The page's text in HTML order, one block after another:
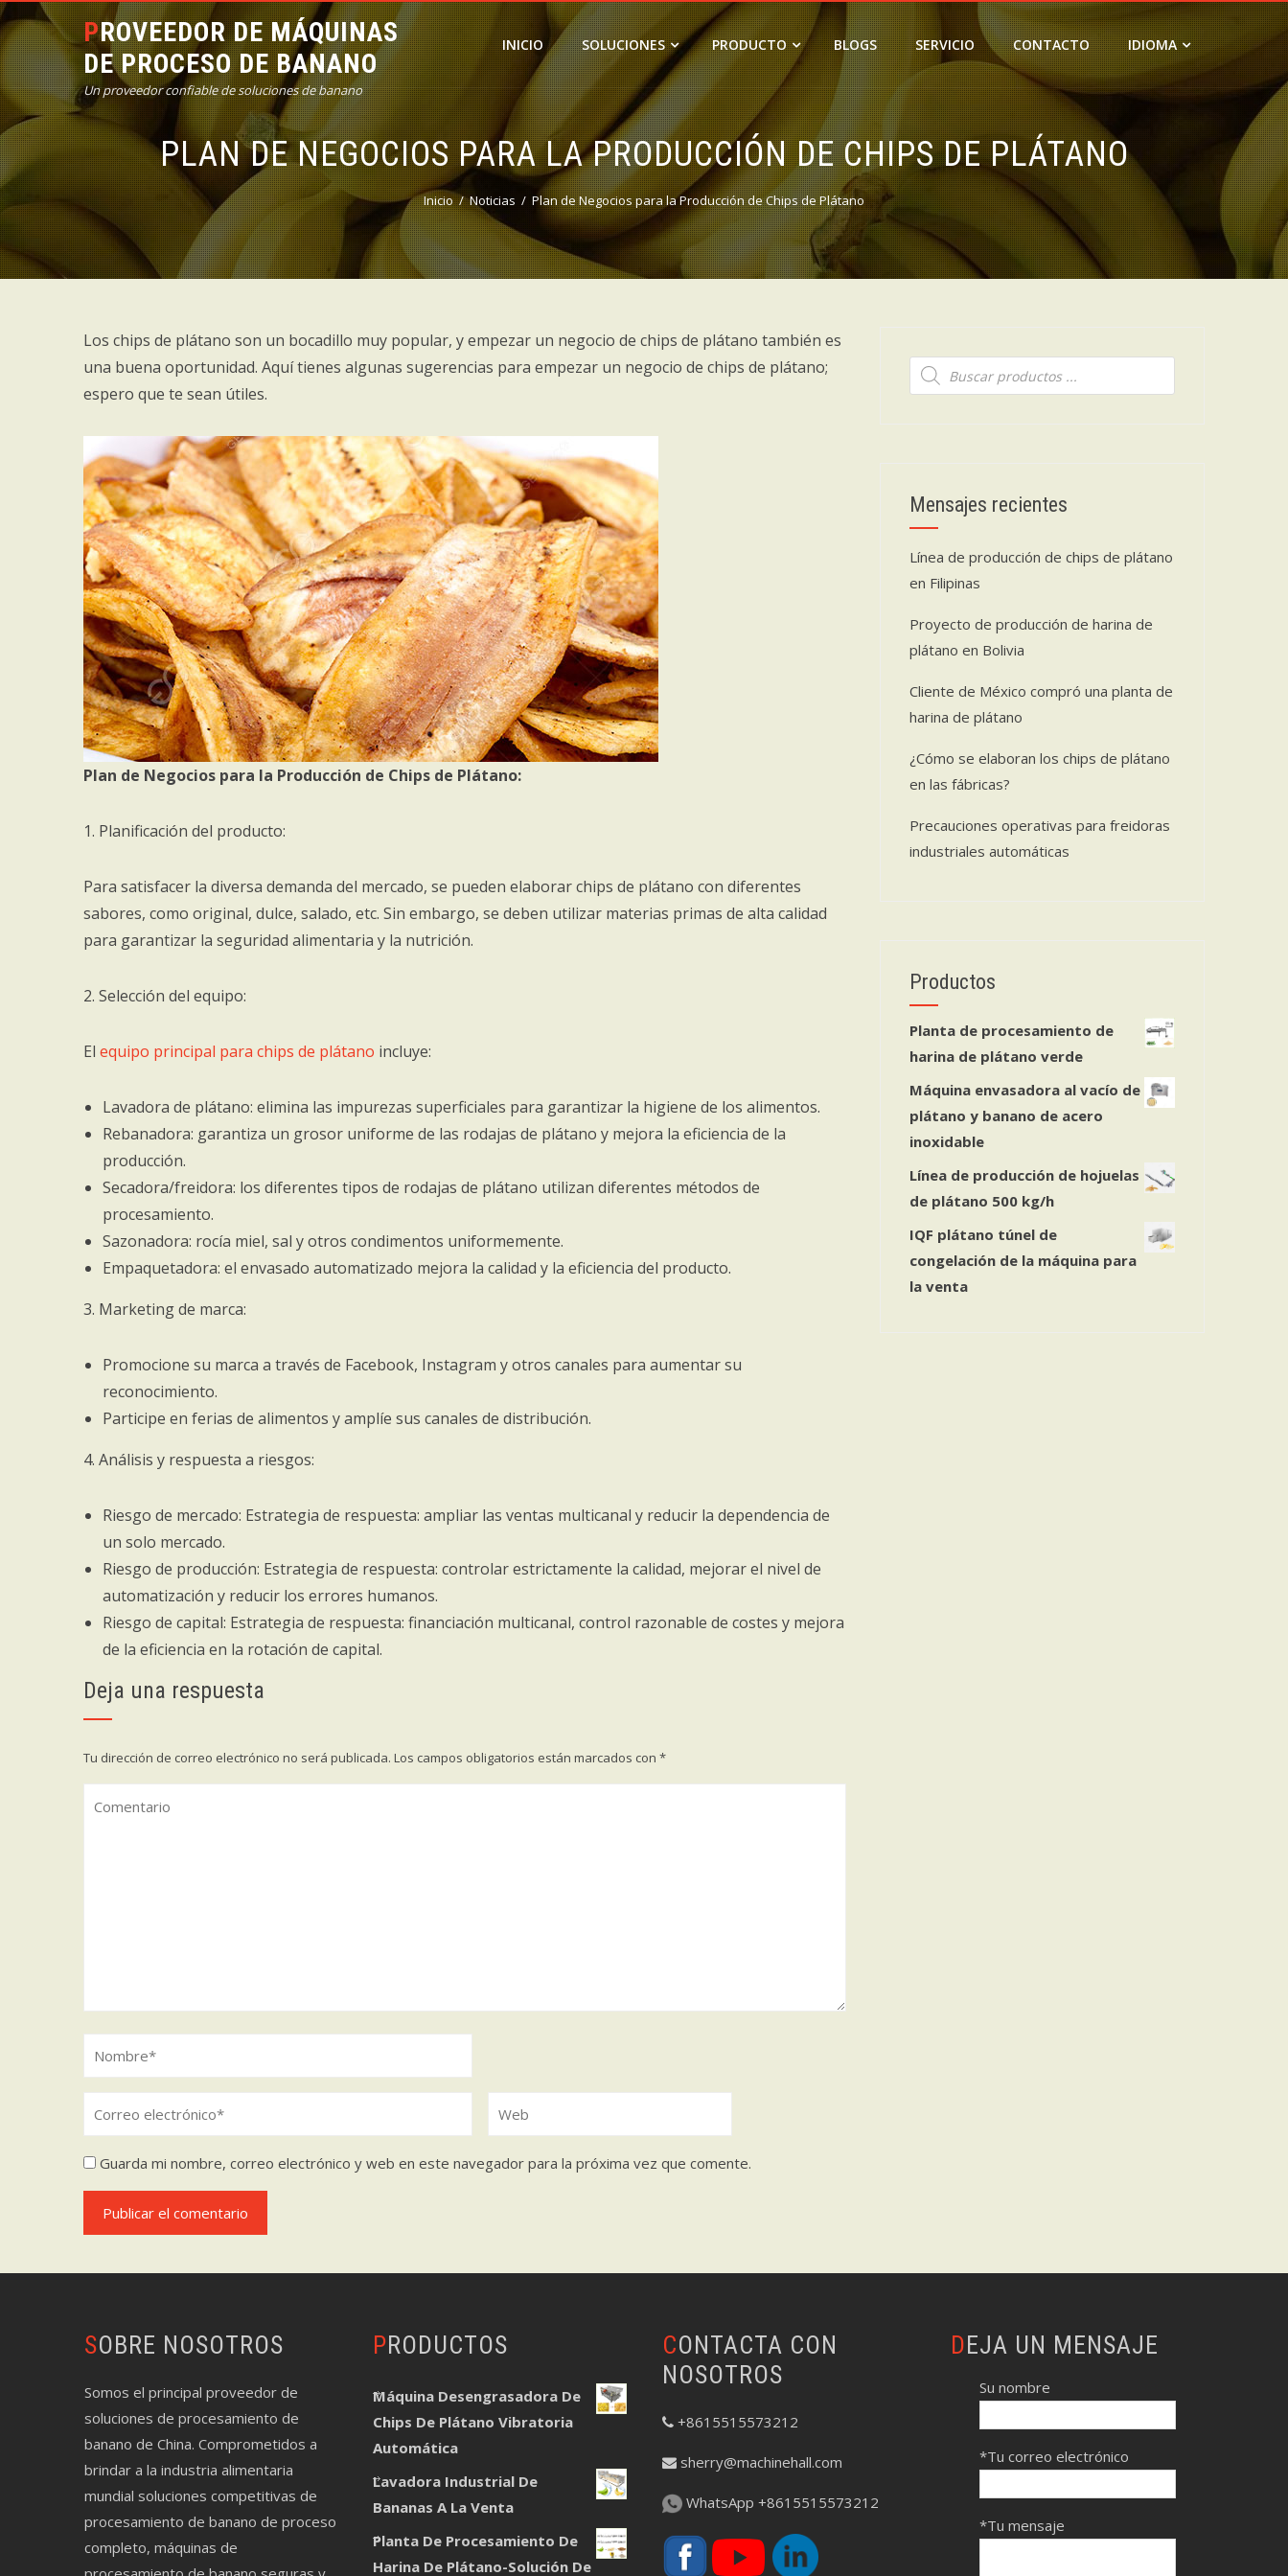
PROVEEDOR DE MÁQUINAS
DE PROCESO DE BANANO
Un proveedor confiable de soluciones de banano
INICIO SOLUCIONES PRODUCTO BLOGS SERVICIO CONTACTO IDIOMA
PLAN DE NEGOCIOS PARA LA PRODUCCIÓN DE CHIPS DE PLÁTANO
Inicio Noticias Plan de Negocios para la Producción de Chips de Plátano
Los chips de plátano son un bocadillo muy popular, y empezar un negocio de chips de plátano también es
una buena oportunidad. Aquí tienes algunas sugerencias para empezar un negocio de chips de plátano;
espero que te sean útiles.
Plan de Negocios para la Producción de Chips de Plátano:
1. Planificación del producto:
Para satisfacer la diversa demanda del mercado, se pueden elaborar chips de plátano con diferentes
sabores, como original, dulce, salado, etc. Sin embargo, se deben utilizar materias primas de alta calidad
para garantizar la seguridad alimentaria y la nutrición.
2. Selección del equipo:
El equipo principal para chips de plátano incluye:
Lavadora de plátano: elimina las impurezas superficiales para garantizar la higiene de los alimentos.
Rebanadora: garantiza un grosor uniforme de las rodajas de plátano y mejora la eficiencia de la
producción.
Secadora/freidora: los diferentes tipos de rodajas de plátano utilizan diferentes métodos de
procesamiento.
Sazonadora: rocía miel, sal y otros condimentos uniformemente.
Empaquetadora: el envasado automatizado mejora la calidad y la eficiencia del producto.
3. Marketing de marca:
Promocione su marca a través de Facebook, Instagram y otros canales para aumentar su
reconocimiento.
Participe en ferias de alimentos y amplíe sus canales de distribución.
4. Análisis y respuesta a riesgos:
Riesgo de mercado: Estrategia de respuesta: ampliar las ventas multicanal y reducir la dependencia de
un solo mercado.
Riesgo de producción: Estrategia de respuesta: controlar estrictamente la calidad, mejorar el nivel de
automatización y reducir los errores humanos.
Riesgo de capital: Estrategia de respuesta: financiación multicanal, control razonable de costes y mejora
de la eficiencia en la rotación de capital.
Deja una respuesta
Tu dirección de correo electrónico no será publicada. Los campos obligatorios están marcados con *
Guarda mi nombre, correo electrónico y web en este navegador para la próxima vez que comente.
Búsqueda
de
productos
Mensajes recientes
Línea de producción de chips de plátano
en Filipinas
Proyecto de producción de harina de
plátano en Bolivia
Cliente de México compró una planta de
harina de plátano
¿Cómo se elaboran los chips de plátano
en las fábricas?
Precauciones operativas para freidoras
industriales automáticas
Productos
Planta de procesamiento de
harina de plátano verde
Máquina envasadora al vacío de
plátano y banano de acero
inoxidable
Línea de producción de hojuelas
de plátano 500 kg/h
IQF plátano túnel de
congelación de la máquina para
la venta
SOBRE NOSOTROS
Somos el principal proveedor de
soluciones de procesamiento de
banano de China. Comprometidos a
brindar a la industria alimentaria
mundial soluciones competitivas de
procesamiento de banano de proceso
completo, máquinas de
PRODUCTOS
Máquina Desengrasadora De
Chips De Plátano Vibratoria
Automática
Lavadora Industrial De
Bananas A La Venta
Planta De Procesamiento De
Harina De Plátano-Solución De
CONTACTA CON
NOSOTROS
+8615515573212
sherry@machinehall.com
WhatsApp +8615515573212
DEJA UN MENSAJE
Su nombre
*Tu correo electrónico
*Tu mensaje